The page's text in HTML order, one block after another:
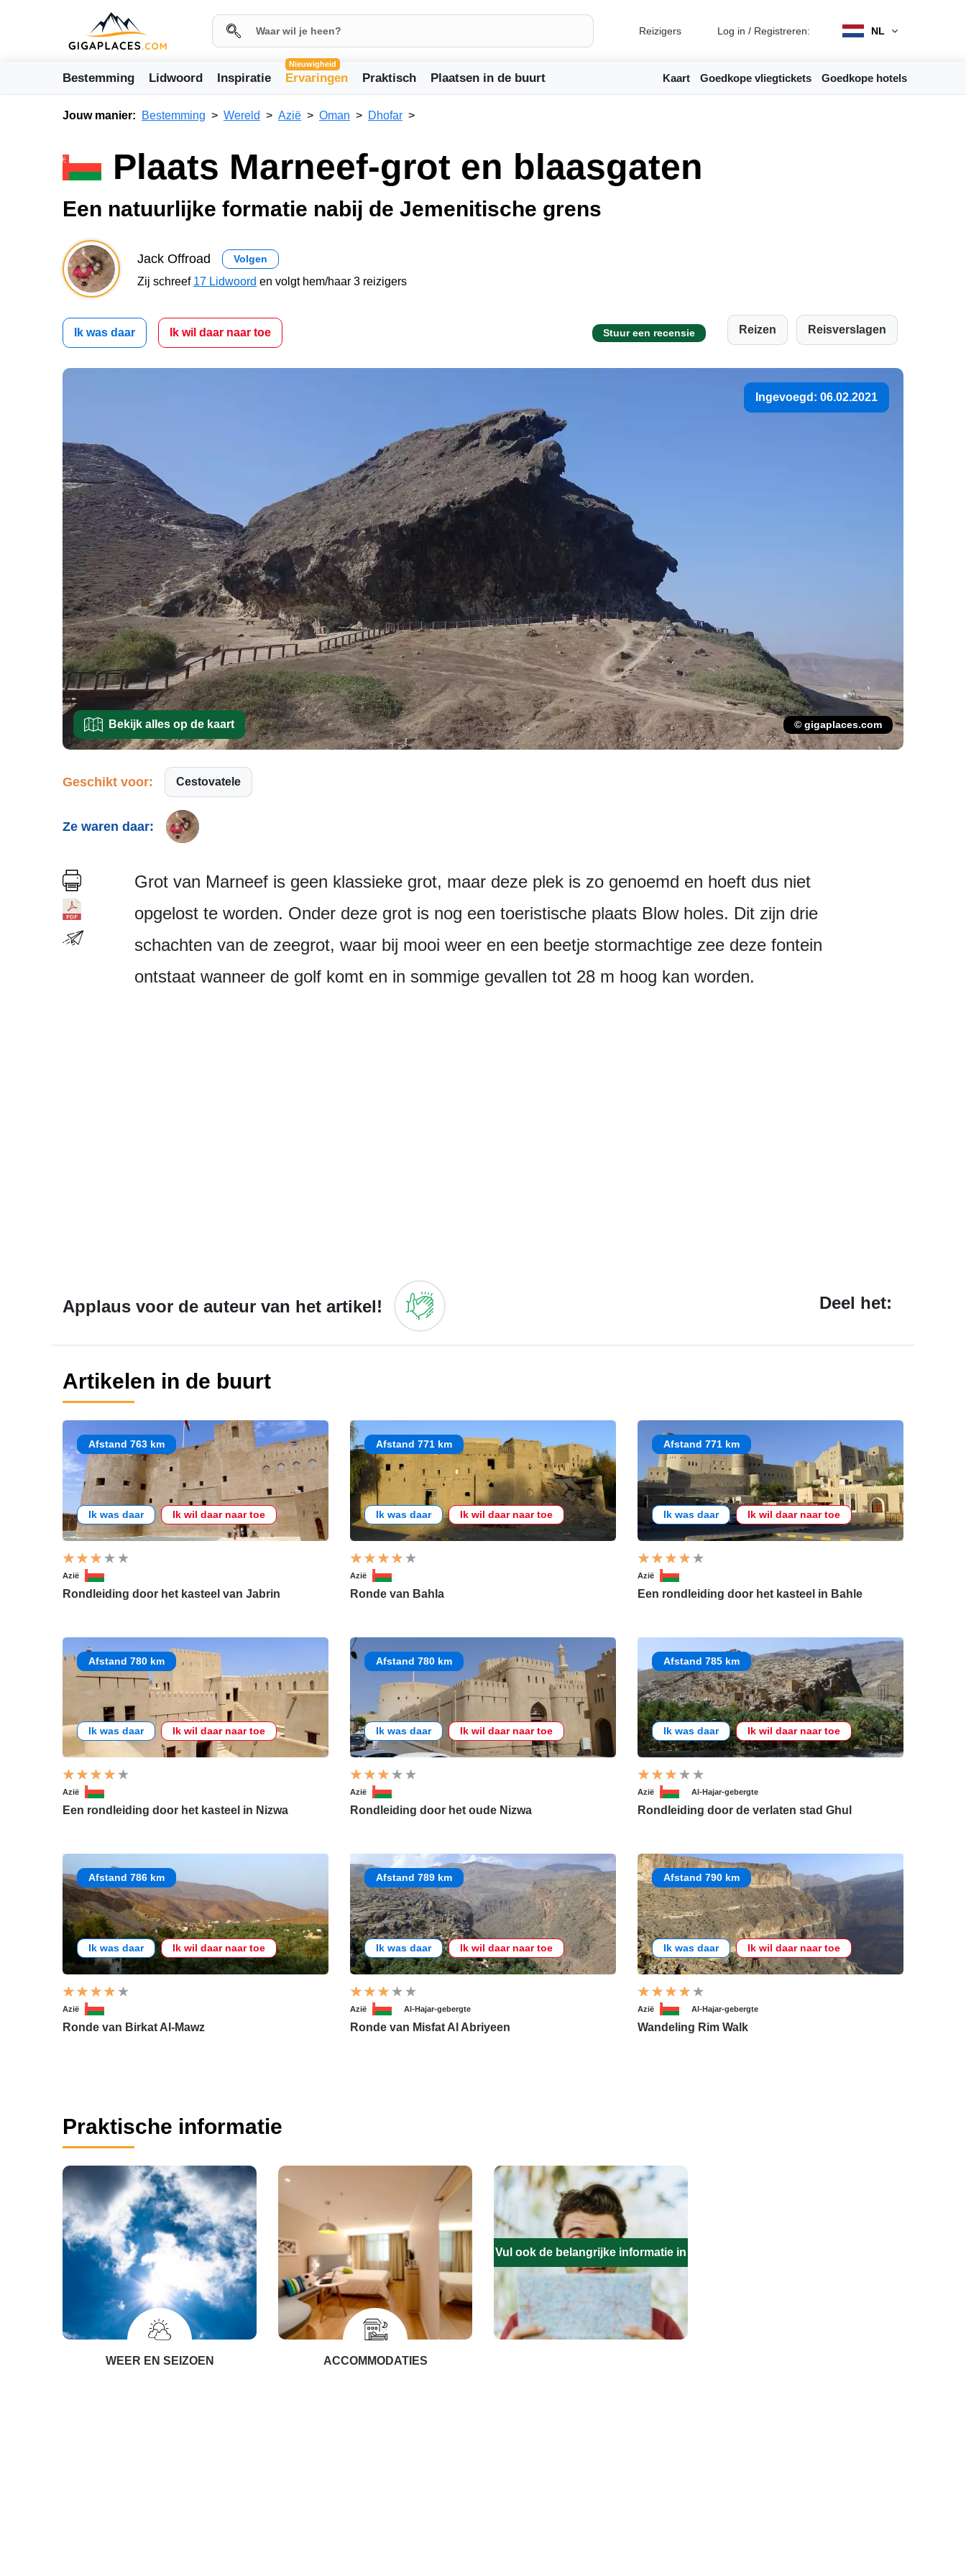
Reizigers Log in / Registreren: NL
Bestemming Lidwoord Inspiratie
Nieuwigheid
Ervaringen Praktisch Plaatsen in de buurt Kaart Goedkope vliegtickets Goedkope hotels
Jouw manier: Bestemming Wereld Azië Oman Dhofar
Plaats Marneef-grot en blaasgaten
Een natuurlijke formatie nabij de Jemenitische grens
Jack Offroad Volgen
Zij schreef 17 Lidwoord en volgt hem/haar 3 reizigers
Ik was daar Ik wil daar naar toe Stuur een recensie Reizen Reisverslagen
Ingevoegd: 06.02.2021
Bekijk alles op de kaart © gigaplaces.com
Geschikt voor: Cestovatele
Ze waren daar:
Grot van Marneef is geen klassieke grot, maar deze plek is zo genoemd en hoeft dus niet
opgelost te worden. Onder deze grot is nog een toeristische plaats Blow holes. Dit zijn drie
schachten van de zeegrot, waar bij mooi weer en een beetje stormachtige zee deze fontein
ontstaat wanneer de golf komt en in sommige gevallen tot 28 m hoog kan worden.
Applaus voor de auteur van het artikel! Deel het:
Artikelen in de buurt
Afstand 763 km
Ik was daar Ik wil daar naar toe
Azië
Rondleiding door het kasteel van Jabrin
Afstand 771 km
Ik was daar Ik wil daar naar toe
Azië
Ronde van Bahla
Afstand 771 km
Ik was daar Ik wil daar naar toe
Azië
Een rondleiding door het kasteel in Bahle
Afstand 780 km
Ik was daar Ik wil daar naar toe
Azië
Een rondleiding door het kasteel in Nizwa
Afstand 780 km
Ik was daar Ik wil daar naar toe
Azië
Rondleiding door het oude Nizwa
Afstand 785 km
Ik was daar Ik wil daar naar toe
Azië Al-Hajar-gebergte
Rondleiding door de verlaten stad Ghul
Afstand 786 km
Ik was daar Ik wil daar naar toe
Azië
Ronde van Birkat Al-Mawz
Afstand 789 km
Ik was daar Ik wil daar naar toe
Azië Al-Hajar-gebergte
Ronde van Misfat Al Abriyeen
Afstand 790 km
Ik was daar Ik wil daar naar toe
Azië Al-Hajar-gebergte
Wandeling Rim Walk
Praktische informatie
WEER EN SEIZOEN ACCOMMODATIES
Vul ook de belangrijke informatie in